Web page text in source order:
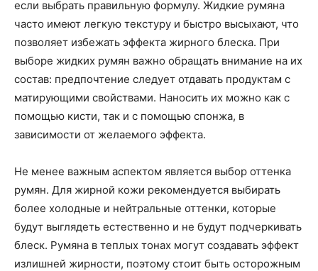
если выбрать правильную формулу. Жидкие румяна
часто имеют легкую текстуру и быстро высыхают, что
позволяет избежать эффекта жирного блеска. При
выборе жидких румян важно обращать внимание на их
состав: предпочтение следует отдавать продуктам с
матирующими свойствами. Наносить их можно как с
помощью кисти, так и с помощью спонжа, в
зависимости от желаемого эффекта.
Не менее важным аспектом является выбор оттенка
румян. Для жирной кожи рекомендуется выбирать
более холодные и нейтральные оттенки, которые
будут выглядеть естественно и не будут подчеркивать
блеск. Румяна в теплых тонах могут создавать эффект
излишней жирности, поэтому стоит быть осторожным